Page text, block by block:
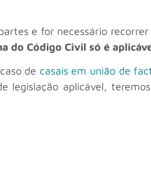
e for necessário
Código Civil só é
de casais em união de
legislação aplicável,